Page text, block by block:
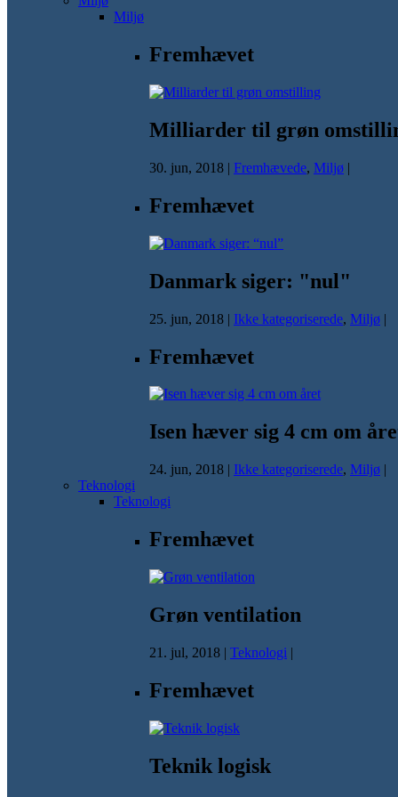
Miljø
Fremhævet
Milliarder til grøn
30. jun, 2018 | Fremhævede, Miljø |
Fremhævet
Danmark siger: "nul"
25. jun, 2018 | Ikke kategoriserede, Miljø |
Fremhævet
Isen hæver sig 4 cm om
24. jun, 2018 | Ikke kategoriserede, Miljø |
Teknologi
Teknologi
Fremhævet
Grøn ventilation
21. jul, 2018 | Teknologi |
Fremhævet
Teknik logisk